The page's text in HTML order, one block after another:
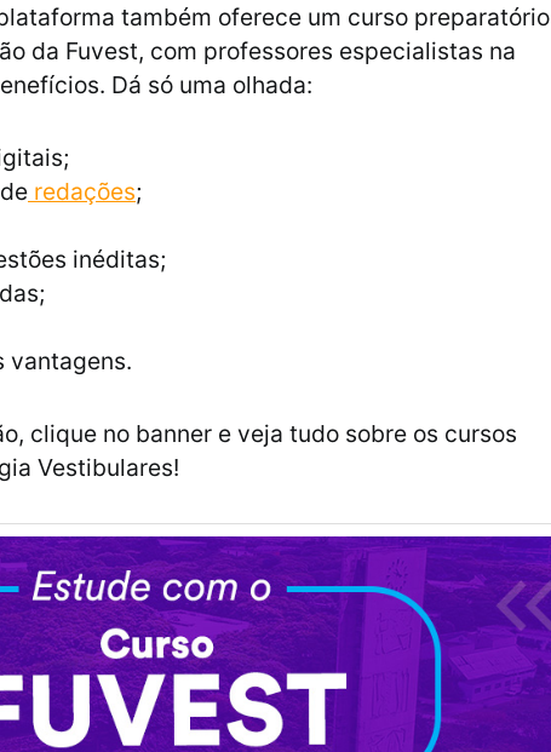
também oferece um curso preparatório
da Fuvest, com professores especialistas na
Dá só uma olhada:
redações;
inéditas;
vantagens.
clique no banner e veja tudo sobre os cursos
Vestibulares!